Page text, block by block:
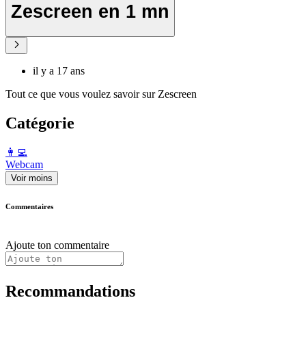
Zescreen en 1 mn
il y a 17 ans
Tout ce que vous voulez savoir sur Zescreen
Catégorie
️👩‍💻️
Webcam
Voir moins
Commentaires
Ajoute ton commentaire
Recommandations